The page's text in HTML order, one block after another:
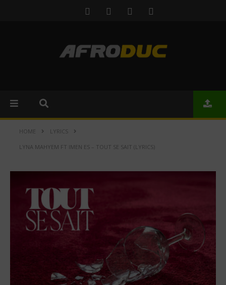
HOME LYRICS
LYNA MAHYEM FT IMEN ES – TOUT SE SAIT (LYRICS)